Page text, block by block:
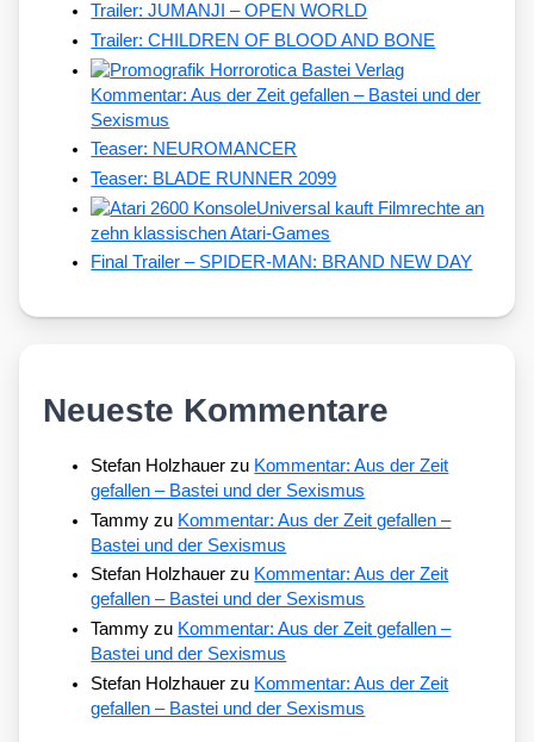
Trailer: JUMANJI – OPEN WORLD
Trailer: CHILDREN OF BLOOD AND BONE
Kommentar: Aus der Zeit gefallen – Bastei und der
Sexismus
Teaser: NEUROMANCER
Teaser: BLADE RUNNER 2099
Universal kauft Filmrechte an
zehn klassischen Atari-Games
Final Trailer – SPIDER-MAN: BRAND NEW DAY
Neueste Kommentare
Stefan Holzhauer zu Kommentar: Aus der Zeit
gefallen – Bastei und der Sexismus
Tammy zu Kommentar: Aus der Zeit gefallen –
Bastei und der Sexismus
Stefan Holzhauer zu Kommentar: Aus der Zeit
gefallen – Bastei und der Sexismus
Tammy zu Kommentar: Aus der Zeit gefallen –
Bastei und der Sexismus
Stefan Holzhauer zu Kommentar: Aus der Zeit
gefallen – Bastei und der Sexismus